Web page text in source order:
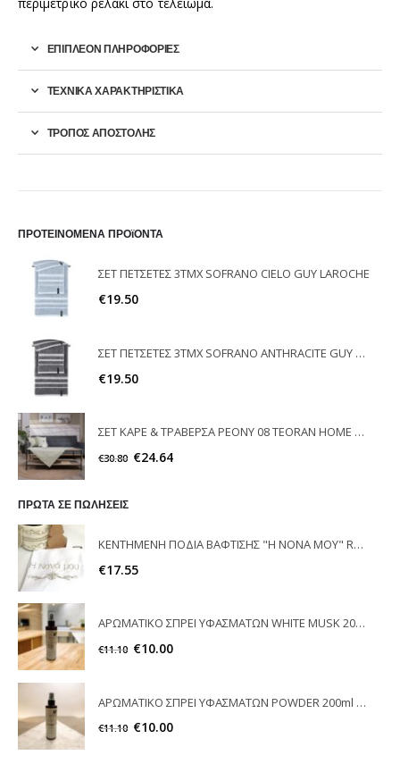
ΕΠΙΠΛΈΟΝ ΠΛΗΡΟΦΟΡΊΕΣ
ΤΕΧΝΙΚΑ ΧΑΡΑΚΤΗΡΙΣΤΙΚΑ
ΤΡΟΠΟΣ ΑΠΟΣΤΟΛΗΣ
ΠΡΟΤΕΙΝΟΜΕΝΑ ΠΡΟϊΟΝΤΑ
ΣΕΤ ΠΕΤΣΕΤΕΣ 3ΤΜΧ SOFRANO CIELO GUY LAROCHE
€19.50
ΣΕΤ ΠΕΤΣΕΤΕΣ 3ΤΜΧ SOFRANO ANTHRACITE GUY LAROCHE
€19.50
ΣΕΤ ΚΑΡΕ & ΤΡΑΒΕΡΣΑ PEONY 08 TEORAN HOME & MORE
€30.80 €24.64
ΠΡΩΤΑ ΣΕ ΠΩΛΗΣΕΙΣ
ΚΕΝΤΗΜΕΝΗ ΠΟΔΙΑ ΒΑΦΤΙΣΗΣ "Η ΝΟΝΑ ΜΟΥ" RAISON D'ETRE
€17.55
ΑΡΩΜΑΤΙΚΟ ΣΠΡΕΙ ΥΦΑΣΜΑΤΩΝ WHITE MUSK 200ml ELEGANT
€11.10 €10.00
ΑΡΩΜΑΤΙΚΟ ΣΠΡΕΙ ΥΦΑΣΜΑΤΩΝ POWDER 200ml ELEGANT
€11.10 €10.00